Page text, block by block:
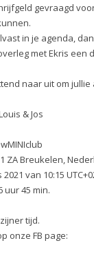
gevraagd
in je agenda,
met Ekris
naar uit om
& Jos
ZA Breukelen,
van 10:15
uur 45 min.
tijd.
onze FB page: